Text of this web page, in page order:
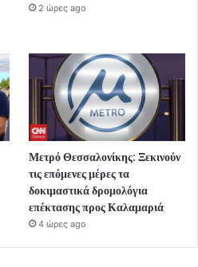
2 ώρες ago
Μετρό Θεσσαλονίκης: Ξεκινούν
τις επόμενες μέρες τα
δοκιμαστικά δρομολόγια
επέκτασης προς Καλαμαριά
4 ώρες ago